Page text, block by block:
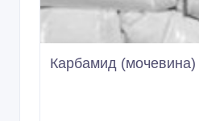
Карбамид (мочевина)